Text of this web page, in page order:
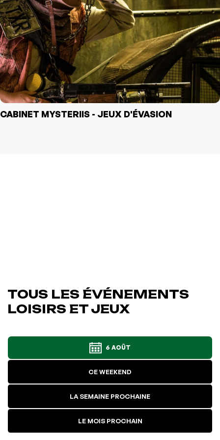
CABINET MYSTERIIS - JEUX D'ÉVASION
TOUS LES ÉVÉNEMENTS
LOISIRS ET JEUX
6 AOÛT
CE WEEKEND
LA SEMAINE PROCHAINE
LE MOIS PROCHAIN